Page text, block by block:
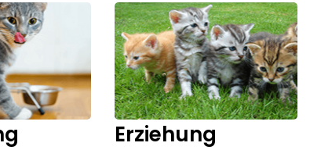
Erziehung